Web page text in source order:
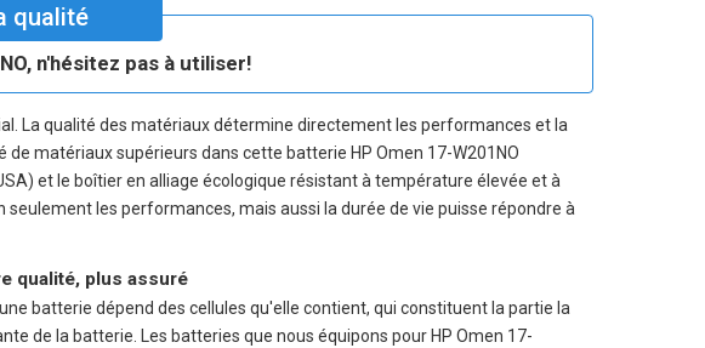
qualité
n'hésitez pas à utiliser!
La qualité des matériaux détermine directement les performances et la
de matériaux supérieurs dans cette batterie HP Omen 17-W201NO
et le boîtier en alliage écologique résistant à température élevée et à
les performances, mais aussi la durée de vie puisse répondre à
qualité, plus assuré
batterie dépend des cellules qu'elle contient, qui constituent la partie la
de la batterie. Les batteries que nous équipons pour HP Omen 17-